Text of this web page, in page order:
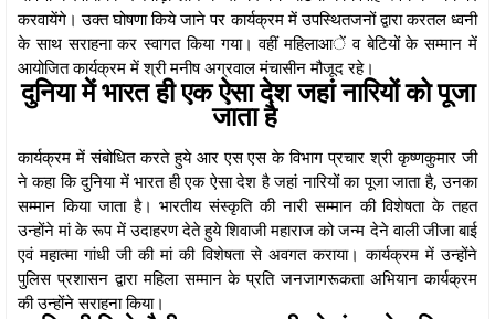
करवायेंगे। उक्त घोषणा किये जाने पर कार्यक्रम में उपस्थितजनों द्वारा करतल ध्वनी
के साथ सराहना कर स्वागत किया गया। वहीं महिलाआें व बेटियों के सम्मान में
आयोजित कार्यक्रम में श्री मनीष अग्रवाल मंचासीन मौजूद रहे।
दुनिया में भारत ही एक ऐसा देश जहां नारियों को पूजा
जाता है
कार्यक्रम में संबोधित करते हुये आर एस एस के विभाग प्रचार श्री कृष्णकुमार जी
ने कहा कि दुनिया में भारत ही एक ऐसा देश है जहां नारियों का पूजा जाता है, उनका
सम्मान किया जाता है। भारतीय संस्कृति की नारी सम्मान की विशेषता के तहत
उन्होंने मां के रूप में उदाहरण देते हुये शिवाजी महाराज को जन्म देने वाली जीजा बाई
एवं महात्मा गांधी जी की मां की विशेषता से अवगत कराया। कार्यक्रम में उन्होंने
पुलिस प्रशासन द्वारा महिला सम्मान के प्रति जनजागरूकता अभियान कार्यक्रम
की उन्होंने सराहना किया।